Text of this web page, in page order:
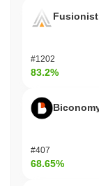
Fusionist
#1202
83.2%
#407
68.65%